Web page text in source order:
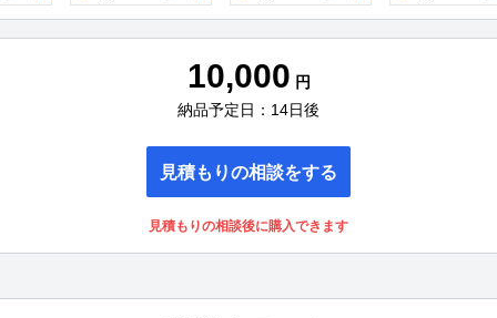
10,000 円
納品予定日：14日後
見積もりの相談をする
見積もりの相談後に購入できます